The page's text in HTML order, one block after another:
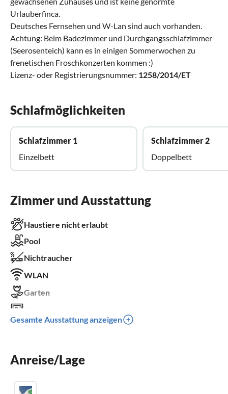
Urlauberfinca.
Deutsches Fernsehen und W-Lan sind auch vorhanden.
Achtung: Beim Badezimmer und Durchgangsschlafzimmer
(Seerosenteich) kann es in einigen Sommerwochen zu
frenetischen Froschkonzerten kommen :)
Lizenz- oder Registrierungsnummer: 1258/2014/ET
Schlafmöglichkeiten
Schlafzimmer 1
Einzelbett
Schlafzimmer 2
Doppelbett
Zimmer und Ausstattung
Haustiere nicht erlaubt
Pool
Nichtraucher
WLAN
Garten
Terrasse
Waschmaschine
Gesamte Ausstattung anzeigen
Anreise/Lage